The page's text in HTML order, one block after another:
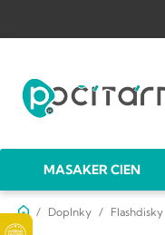
obsah
MASAKER CIEN
DomovDoplnky